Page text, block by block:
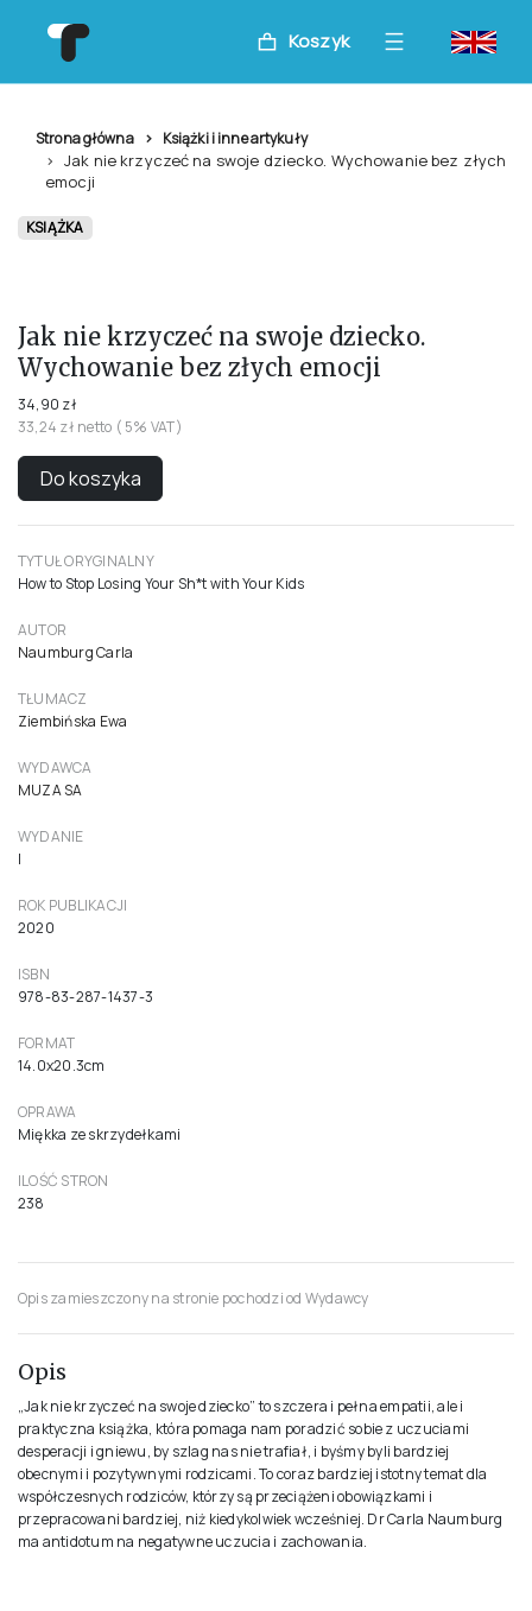
Koszyk
Strona główna Książki i inne artykuły
Jak nie krzyczeć na swoje dziecko. Wychowanie bez złych
emocji
KSIĄŻKA
Wychowanie bez złych emocji
33,24 zł netto ( 5% VAT)
TYTUŁ ORYGINALNY
How to Stop Losing Your Sh*t with Your Kids
AUTOR
Naumburg Carla
TŁUMACZ
Ziembińska Ewa
WYDAWCA
MUZA SA
WYDANIE
I
2020
ISBN
978-83-287-1437-3
FORMAT
14.0x20.3cm
OPRAWA
Miękka ze skrzydełkami
ILOŚĆ STRON
238